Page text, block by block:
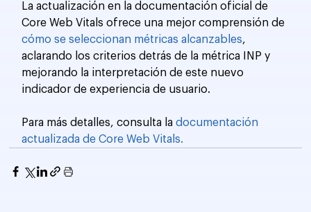
La actualización en la documentación oficial de
Core Web Vitals ofrece una mejor comprensión de
cómo se seleccionan métricas alcanzables,
aclarando los criterios detrás de la métrica INP y
mejorando la interpretación de este nuevo
indicador de experiencia de usuario.
Para más detalles, consulta la documentación
actualizada de Core Web Vitals.